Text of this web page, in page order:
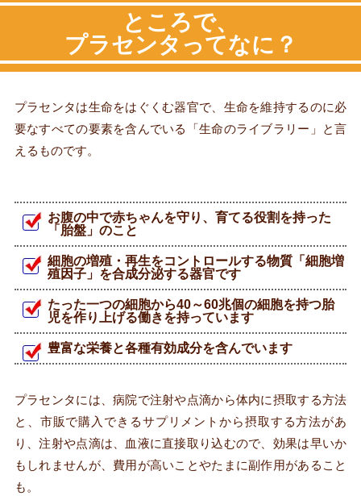
ところで、
プラセンタってなに？
プラセンタは生命をはぐくむ器官で、生命を維持するのに必
要なすべての要素を含んでいる「生命のライブラリー」と言
えるものです。
お腹の中で赤ちゃんを守り、育てる役割を持った
「胎盤」のこと
細胞の増殖・再生をコントロールする物質「細胞増
殖因子」を合成分泌する器官です
たった一つの細胞から40～60兆個の細胞を持つ胎
児を作り上げる働きを持っています
豊富な栄養と各種有効成分を含んでいます
プラセンタには、病院で注射や点滴から体内に摂取する方法
と、市販で購入できるサプリメントから摂取する方法があ
り、注射や点滴は、血液に直接取り込むので、効果は早いか
もしれませんが、費用が高いことやたまに副作用があること
も。